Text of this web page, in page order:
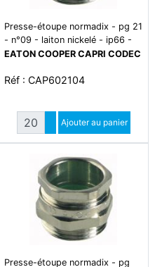
Presse-étoupe normadix - pg 21
- n°09 - laiton nickelé - ip66 -
plage température -5°c à +70°c
EATON COOPER CAPRI CODEC
Réf : CAP602104
Quantité
Augmenter quantité
Diminuer quantité
Ajouter au panier
Presse-étoupe normadix - pg